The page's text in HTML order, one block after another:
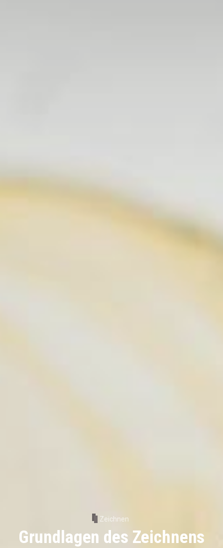
Zeichnen
Grundlagen des Zeichnens